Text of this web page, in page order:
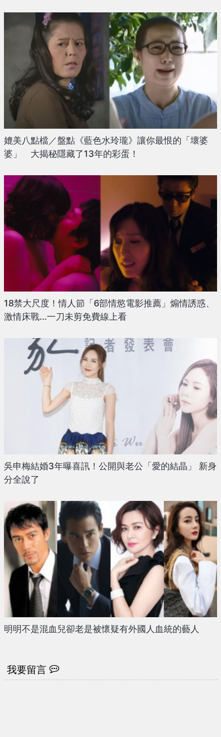
媲美八點檔／盤點《藍色水玲瓏》讓你最恨的「壞婆
婆」 大揭秘隱藏了13年的彩蛋！
18禁大尺度！情人節「6部情慾電影推薦」煽情誘惑、
激情床戰...一刀未剪免費線上看
吳申梅結婚3年曝喜訊！公開與老公「愛的結晶」 新身
分全說了
明明不是混血兒卻老是被懷疑有外國人血統的藝人
我要留言